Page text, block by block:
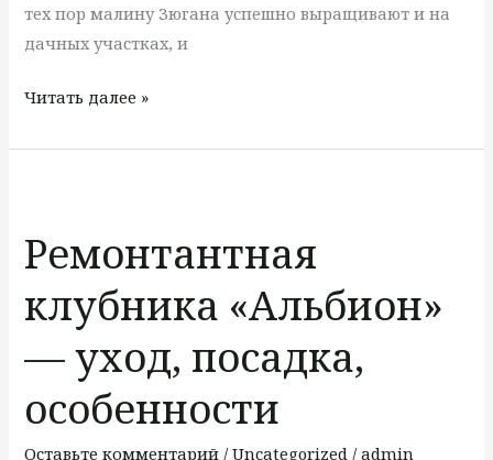
тех пор малину Зюгана успешно выращивают и на
дачных участках, и
Читать далее »
Ремонтантная
клубника «Альбион»
— уход, посадка,
особенности
Оставьте комментарий /Uncategorized /admin
«Альбион»
уход,
посадка,
особенности